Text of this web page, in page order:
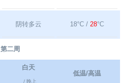
阴转多云 18°C / 28°C
第二周
白天
/ 晚上
低温/高温